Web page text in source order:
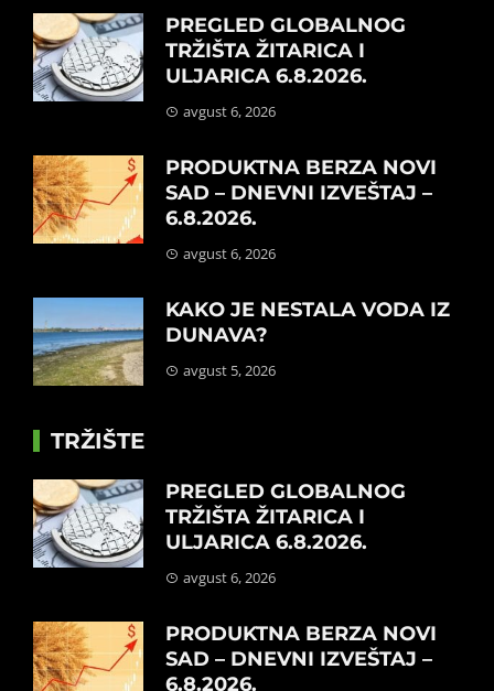
PREGLED GLOBALNOG
TRŽIŠTA ŽITARICA I
ULJARICA 6.8.2026.
avgust 6, 2026
PRODUKTNA BERZA NOVI
SAD – DNEVNI IZVEŠTAJ –
6.8.2026.
avgust 6, 2026
KAKO JE NESTALA VODA IZ
DUNAVA?
avgust 5, 2026
TRŽIŠTE
PREGLED GLOBALNOG
TRŽIŠTA ŽITARICA I
ULJARICA 6.8.2026.
avgust 6, 2026
PRODUKTNA BERZA NOVI
SAD – DNEVNI IZVEŠTAJ –
6.8.2026.